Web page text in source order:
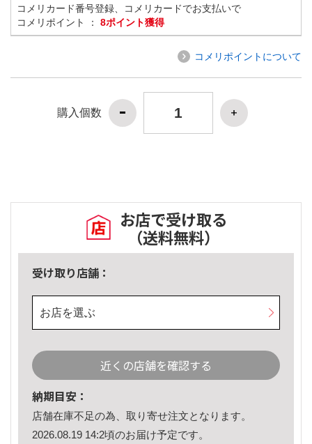
コメリカード番号登録、コメリカードでお支払いで
コメリポイント ： 8ポイント獲得
コメリポイントについて
購入個数
お店で受け取る
（送料無料）
受け取り店舗：
お店を選ぶ
近くの店舗を確認する
納期目安：
店舗在庫不足の為、取り寄せ注文となります。
2026.08.19 14:2頃のお届け予定です。